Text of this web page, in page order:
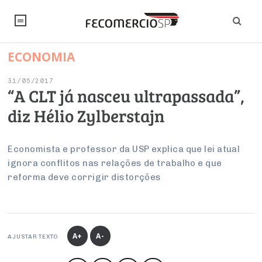
NOTÍCIAS
Editorial
Artigos
Debates Fecomercio-SP
Economia
Brasil
Economia Digital
Legislação
Trabalho
Arbitragem e Mediação
Reforma Tributária
Negócios
ESG
Últimas Notícias
SINDICATOS
PESQUISAS
FALE CONOSCO
INSTITUCIONAL
Negociações Coletivas
Conselho de Turismo
EMPRESAS
ECONOMIA
31/05/2017
“A CLT já nasceu ultrapassada”,
diz Hélio Zylberstajn
Economista e professor da USP explica que lei atual
ignora conflitos nas relações de trabalho e que
reforma deve corrigir distorções
AJUSTAR TEXTO A+ A-